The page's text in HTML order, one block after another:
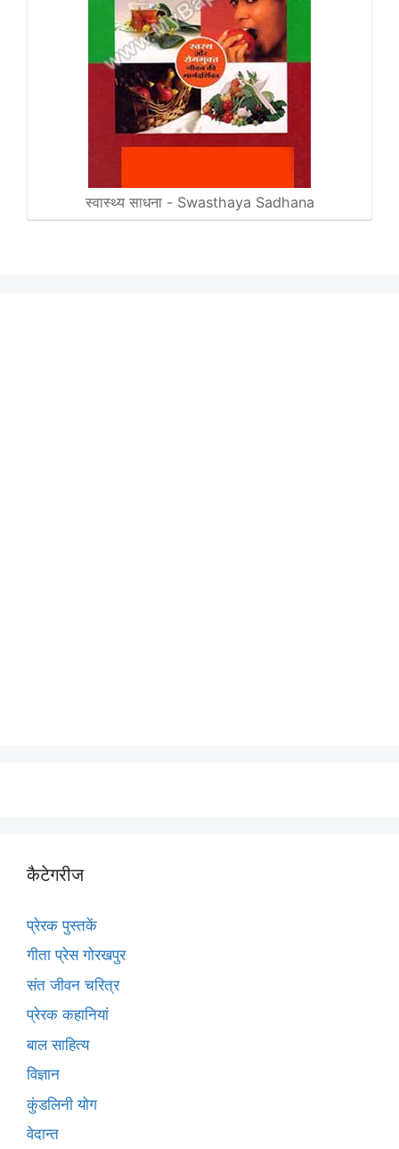
स्वास्थ्य साधना - Swasthaya Sadhana
कैटेगरीज
प्रेरक पुस्तकें
गीता प्रेस गोरखपुर
संत जीवन चरित्र
प्रेरक कहानियां
बाल साहित्य
विज्ञान
कुंडलिनी योग
वेदान्त